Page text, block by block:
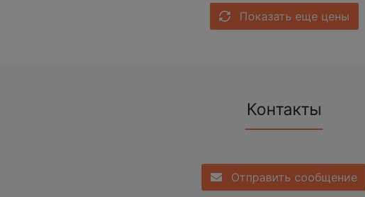
Показать еще цены
Контакты
Отправить сообщение